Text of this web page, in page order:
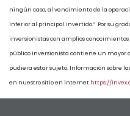
ningún caso, al vencimiento de la
inferior al principal invertido.” Por su
inversionistas con amplios
público inversionista contiene un mayor
pudiera estar sujeto. Información sobre
en nuestro sitio en internet https://